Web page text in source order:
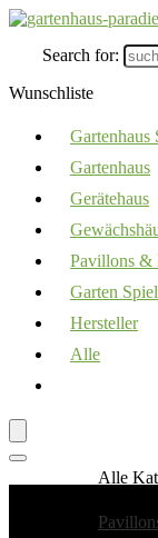
Search for:
Wunschliste
Gartenhaus
Gartenhaus
Gerätehaus
Pavillons &
Garten
Hersteller
Alle
Alle